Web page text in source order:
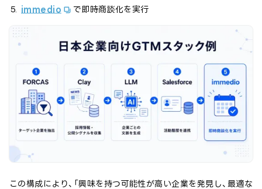
immedio で即時商談化を実行
この構成により、「興味を持つ可能性が高い企業を発見し、最適な